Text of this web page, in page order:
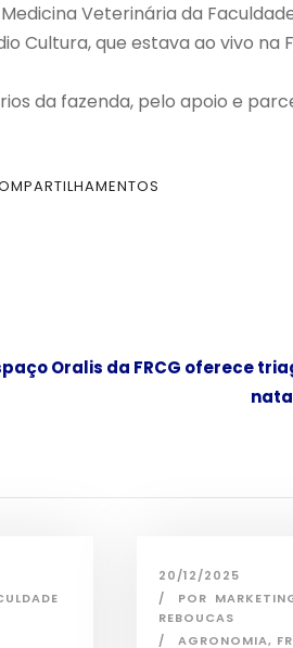
Veterinária da
Cultura, que estava ao vivo na
da fazenda, pelo apoio e
Oralis da FRCG oferece
20/12/2025
POR
REBOUCAS
AGRONOMIA,